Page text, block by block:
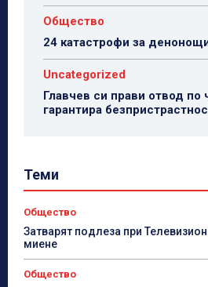
Общество
24 катастрофи за
Uncategorized
Главчев си прави отвод по
гарантира
Теми
Общество
Затварят подлеза при
миене
Общество